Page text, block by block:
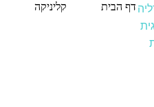
דף הבית קליניקה